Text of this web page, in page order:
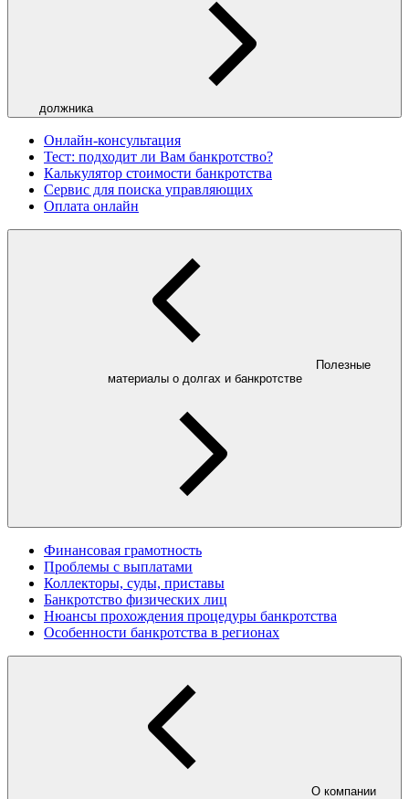
должника
Онлайн-консультация
Тест: подходит ли Вам банкротство?
Калькулятор стоимости банкротства
Сервис для поиска управляющих
Оплата онлайн
Полезные
материалы о долгах и банкротстве
Финансовая грамотность
Проблемы с выплатами
Коллекторы, суды, приставы
Банкротство физических лиц
Нюансы прохождения процедуры банкротства
Особенности банкротства в регионах
О компании